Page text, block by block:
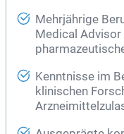
Mehrjährige
Medical Advisor
Kenntnisse im
klinischen